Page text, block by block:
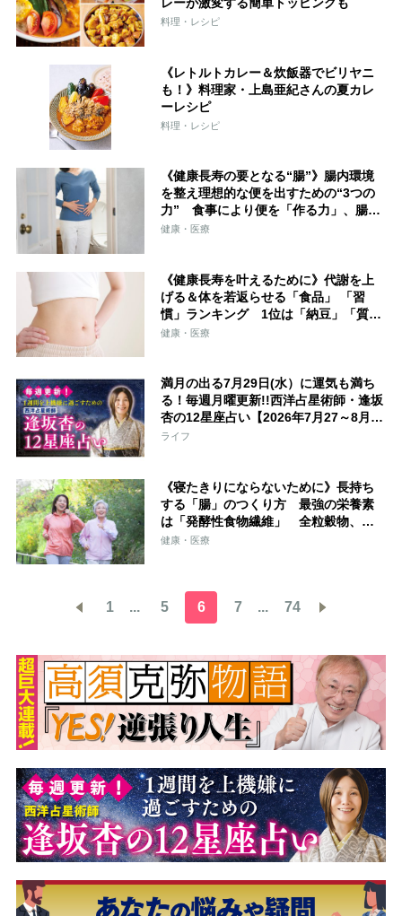
料理・レシピ
《レトルトカレー＆炊飯器でビリヤニ
も！》料理家・上島亜紀さんの夏カレ
ーレシピ
料理・レシピ
《健康長寿の要となる“腸”》腸内環境
を整え理想的な便を出すための“3つの
力” 食事により便を「作る力」、腸内
細菌の力を借りて「育てる力」、運動
健康・医療
《健康長寿を叶えるために》代謝を上
げる＆体を若返らせる「食品」 「習
慣」ランキング 1位は「納豆」「質の
いい睡眠」
健康・医療
満月の出る7月29日(水）に運気も満ち
る！毎週月曜更新!!西洋占星術師・逢坂
杏の12星座占い【2026年7月27～8月2
日】
ライフ
《寝たきりにならないために》長持ち
する「腸」のつくり方 最強の栄養素
は「発酵性食物繊維」 全粒穀物、豆
類、根菜類、海藻類などが腸のバリア
健康・医療
1 ... 5 6 7 ... 74